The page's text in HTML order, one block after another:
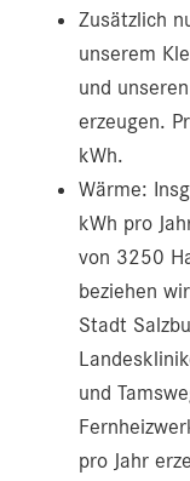
Zusätzlich
unserem
und
erzeugen.
kWh.
Wärme:
kWh pro
von 3250
beziehen
Stadt
und
pro Jahr